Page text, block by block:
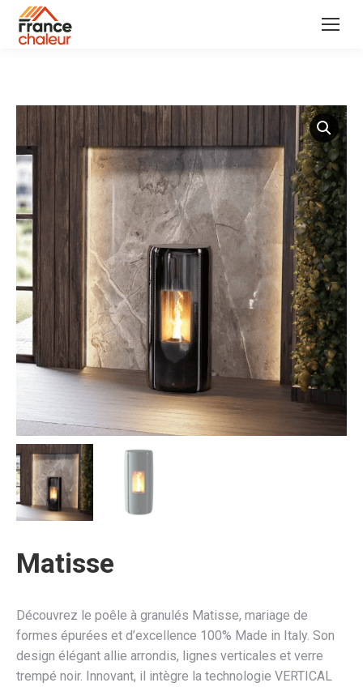
Matisse
Découvrez le poêle à granulés Matisse, mariage de
formes épurées et d’excellence 100% Made in Italy. Son
design élégant allie arrondis, lignes verticales et verre
trempé noir. Innovant, il intègre la technologie VERTICAL